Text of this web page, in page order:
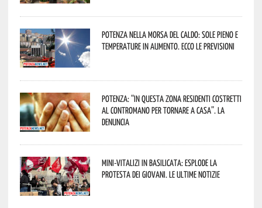
Potenza nella morsa del caldo: sole pieno e
temperature in aumento. Ecco le previsioni
Potenza: “In questa zona residenti costretti
al contromano per tornare a casa”. La
denuncia
Mini-vitalizi in Basilicata: esplode la
protesta dei giovani. Le ultime notizie